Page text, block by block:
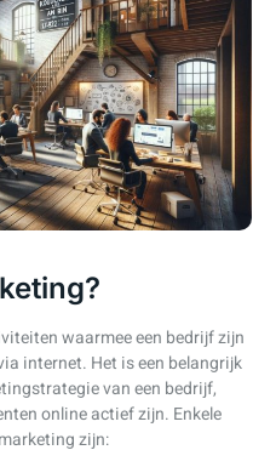
waarmee een bedrijf zijn
internet. Het is een belangrijk
van een bedrijf,
online actief zijn. Enkele
zijn: